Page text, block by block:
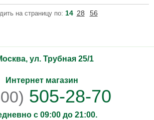
Pro-Age содержит стволовые
лозы и полифенолы красного винограда,
на страницу по: 14 28 56
ул. Трубная 25/1
Интернет магазин
505-28-70
с 09:00 до 21:00.